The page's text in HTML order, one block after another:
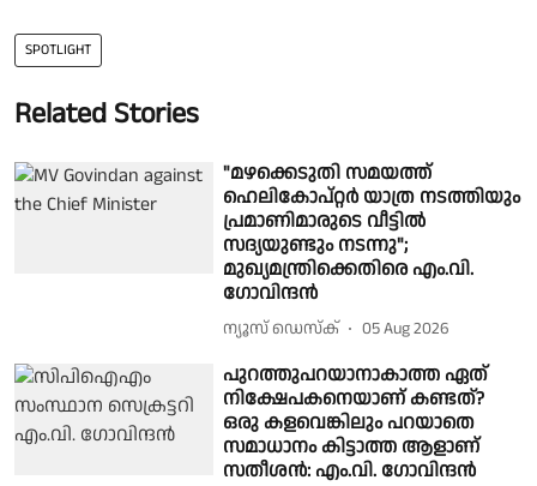
SPOTLIGHT
Related Stories
"മഴക്കെടുതി സമയത്ത്
ഹെലികോപ്റ്റർ യാത്ര നടത്തിയും
പ്രമാണിമാരുടെ വീട്ടിൽ
സദ്യയുണ്ടും നടന്നു";
മുഖ്യമന്ത്രിക്കെതിരെ എം.വി.
ഗോവിന്ദൻ
ന്യൂസ് ഡെസ്ക് 05 Aug 2026
പുറത്തുപറയാനാകാത്ത ഏത്
നിക്ഷേപകനെയാണ് കണ്ടത്?
ഒരു കളവെങ്കിലും പറയാതെ
സമാധാനം കിട്ടാത്ത ആളാണ്
സതീശന്‍: എം.വി. ഗോവിന്ദന്‍